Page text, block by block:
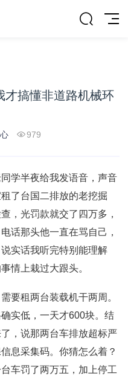
才搞懂非道路机械环
979
学半夜给我发语音，声音
了台国二排放的老挖掘
，光罚款就交了四万多，
话那头他一直在骂自己，
实话我听完特别能理解
情上栽过大跟头。
要租两台装载机干两周。
实低，一天才600块。结
，说那两台车排放超标严
息采集码。你猜怎么着？
车罚了两万五，加上停工